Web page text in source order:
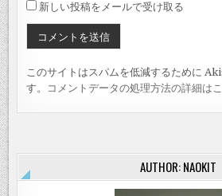
新しい投稿をメールで受け取る
このサイトはスパムを低減するために
す。
コメントデータの処理方法の詳細は
AUTHOR: NAOKIT